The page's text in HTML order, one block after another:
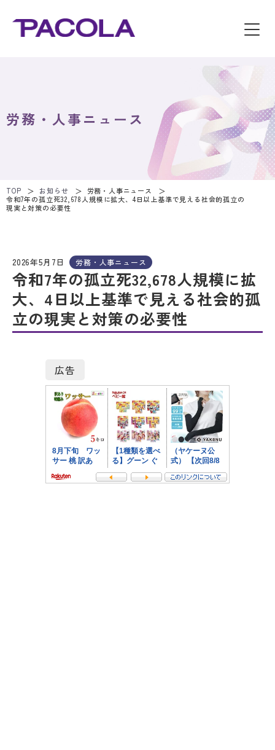
労務・人事ニュース
TOP お知らせ
労務・人事ニュース
令和7年の孤立死32,678人規模に拡大、4日以上基準で見える社会的孤立の
現実と対策の必要性
2026年5月7日 労務・人事ニュース
令和7年の孤立死32,678人規模に拡
大、4日以上基準で見える社会的孤
立の現実と対策の必要性
広告